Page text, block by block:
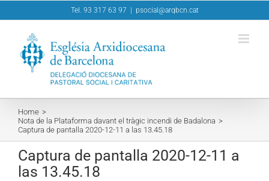
to
Tel. 93 317 63 97 psocial@arqbcn.cat
Home
Nota de la Plataforma davant el tràgic incendi de Badalona
Captura de pantalla 2020-12-11 a las 13.45.18
Captura de pantalla 2020-12-11 a
las 13.45.18